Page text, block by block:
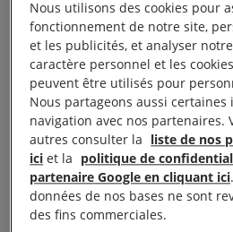
Programme
Tout au long de cette
seront amené.e.s à travailler
suivies et vécues par des
Amnesty :
Découvrir et
son action suivie
Nous utilisons des cookies pour
fonctionnement de notre site,
et les publicités, et analyser
caractère personnel et les
peuvent être utilisés pour
Nous partageons aussi
navigation avec nos partenaires.
autres consulter la liste de nos
ici et la politique de
partenaire Google en cliquant ici
données de nos bases ne sont
des fins commerciales.